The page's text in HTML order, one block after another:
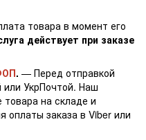
товара в момент его
действует при заказе
. — Перед отправкой
или УкрПочтой. Наш
на складе и
оплаты заказа в Viber или